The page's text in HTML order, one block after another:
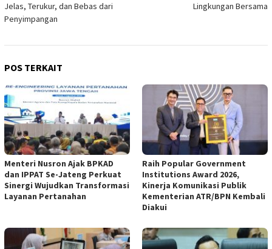
Jelas, Terukur, dan Bebas dari
Penyimpangan
Lingkungan Bersama
POS TERKAIT
Menteri Nusron Ajak BPKAD
dan IPPAT Se-Jateng Perkuat
Sinergi Wujudkan Transformasi
Layanan Pertanahan
Raih Popular Government
Institutions Award 2026,
Kinerja Komunikasi Publik
Kementerian ATR/BPN Kembali
Diakui